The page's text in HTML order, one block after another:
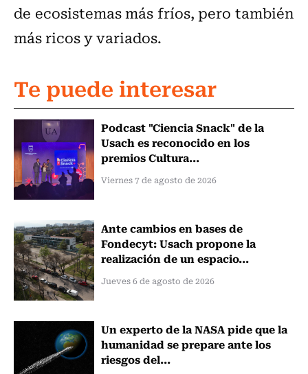
de ecosistemas más fríos, pero también
más ricos y variados.
Te puede interesar
Podcast "Ciencia Snack" de la
Usach es reconocido en los
premios Cultura...
Viernes 7 de agosto de 2026
Ante cambios en bases de
Fondecyt: Usach propone la
realización de un espacio...
Jueves 6 de agosto de 2026
Un experto de la NASA pide que la
humanidad se prepare ante los
riesgos del...